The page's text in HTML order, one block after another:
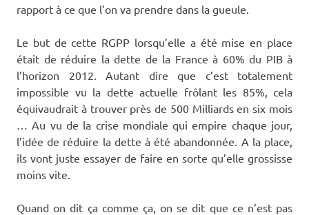
rapport à ce que l’on va prendre dans la gueule.
Le but de cette RGPP lorsqu’elle a été mise en place
était de réduire la dette de la France à 60% du PIB à
l’horizon 2012. Autant dire que c’est totalement
impossible vu la dette actuelle frôlant les 85%, cela
équivaudrait à trouver près de 500 Milliards en six mois
… Au vu de la crise mondiale qui empire chaque jour,
l’idée de réduire la dette à été abandonnée. A la place,
ils vont juste essayer de faire en sorte qu’elle grossisse
moins vite.
Quand on dit ça comme ça, on se dit que ce n’est pas